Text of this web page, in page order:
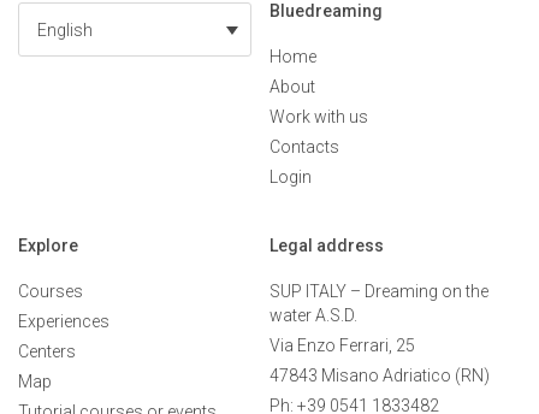
English
Bluedreaming
Home
About
Work with us
Contacts
Login
Explore
Courses
Experiences
Centers
Map
Legal address
SUP ITALY – Dreaming on the
water A.S.D.
Via Enzo Ferrari, 25
47843 Misano Adriatico (RN)
Ph: +39 0541 1833482